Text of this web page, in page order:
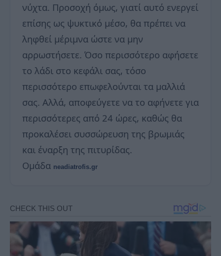
νύχτα. Προσοχή όμως, γιατί αυτό ενεργεί
επίσης ως ψυκτικό μέσο, ​​θα πρέπει να
ληφθεί μέριμνα ώστε να μην
αρρωστήσετε. Όσο περισσότερο αφήσετε
το λάδι στο κεφάλι σας, τόσο
περισσότερο επωφελούνται τα μαλλιά
σας. Αλλά, αποφεύγετε να το αφήνετε για
περισσότερες από 24 ώρες, καθώς θα
προκαλέσει συσσώρευση της βρωμιάς
και έναρξη της πιτυρίδας.
Ομάδα neadiatrofis.gr